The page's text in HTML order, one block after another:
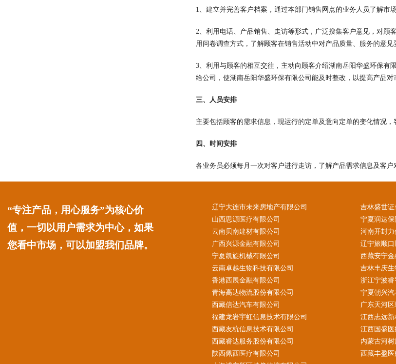
1、建立并完善客户档案，通过本部门销售网点的业务人员了解市
2、利用电话、产品销售、走访等形式，广泛搜集客户意见，对
用问卷调查方式，了解顾客在销售活动中对产品质量、服务的意
3、利用与顾客的相互交往，主动向顾客介绍湖南岳阳华盛环保
给公司，使湖南岳阳华盛环保有限公司能及时整改，以提高产品对
三、人员安排
主要包括顾客的需求信息，现运行的定单及意向定单的变化情况
四、时间安排
各业务员必须每月一次对客户进行走访，了解产品需求信息及客
“专注产品，用心服务”为核心价
值，一切以用户需求为中心，如果
您看中市场，可以加盟我们品牌。
辽宁大连市未来房地产有限公司 吉林盛世证
山西思源医疗有限公司
宁夏润达保
云南贝南建材有限公司
河南开封力
广西兴源金融有限公司
辽宁旅顺口
宁夏凯旋机械有限公司
西藏安宁金
云南卓越生物科技有限公司
吉林丰庆生
香港西展金融有限公司
浙江宁波睿
青海高达物流股份有限公司
宁夏朝兴汽
西藏信达汽车有限公司
广东天河区
福建龙岩宇虹信息技术有限公司
江西志远新
西藏友杭信息技术有限公司
江西国盛医
西藏睿达服务股份有限公司
内蒙古河树
陕西佩西医疗有限公司
西藏丰盈医